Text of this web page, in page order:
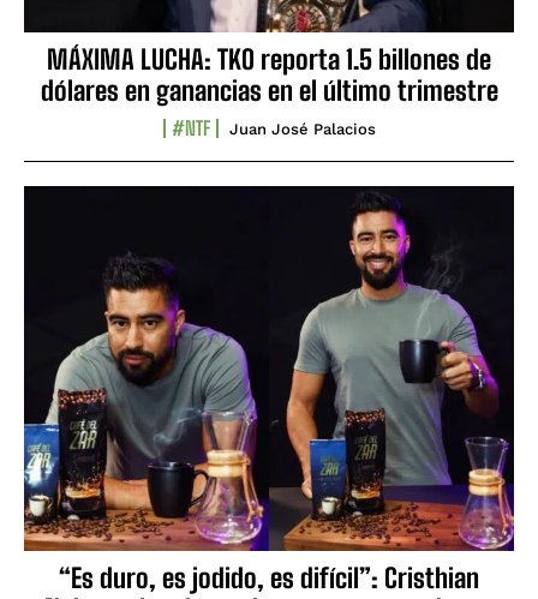
MÁXIMA LUCHA: TKO reporta 1.5 billones de
dólares en ganancias en el último trimestre
#NTF Juan José Palacios
“Es duro, es jodido, es difícil”: Cristhian